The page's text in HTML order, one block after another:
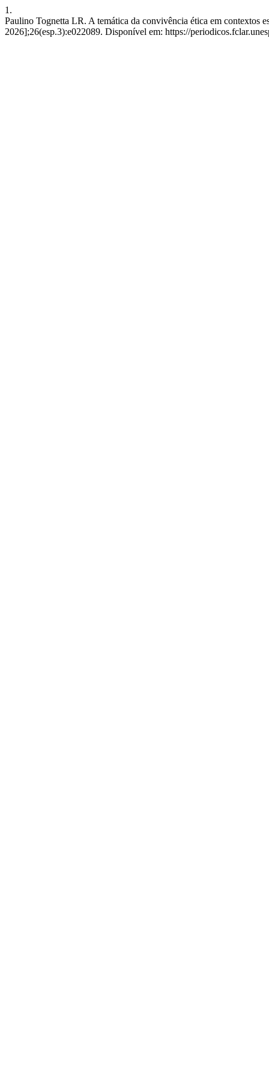
1.
Paulino Tognetta LR. A temática da convivência ética em contextos
2026];26(esp.3):e022089. Disponível em: https://